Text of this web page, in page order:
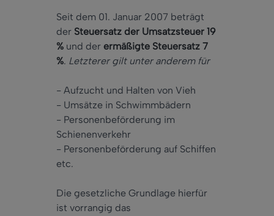
Seit dem 01. Januar 2007 beträgt
der Steuersatz der Umsatzsteuer 19
% und der ermäßigte Steuersatz 7
%. Letzterer gilt unter anderem für
- Aufzucht und Halten von Vieh
- Umsätze in Schwimmbädern
- Personenbeförderung im
Schienenverkehr
- Personenbeförderung auf Schiffen
etc.
Die gesetzliche Grundlage hierfür
ist vorrangig das